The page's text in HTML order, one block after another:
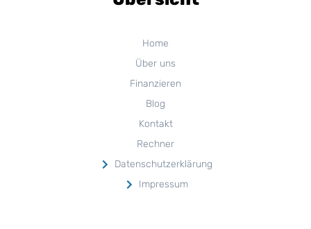
Home
Über uns
Finanzieren
Blog
Kontakt
Rechner
Datenschutzerklärung
Impressum